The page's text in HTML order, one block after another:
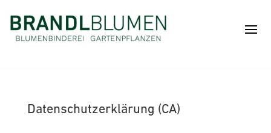
Datenschutzerklärung (CA)